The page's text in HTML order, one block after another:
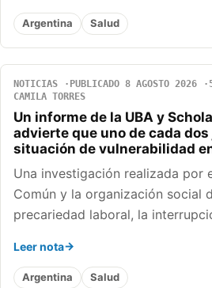
Argentina Salud
NOTICIAS PUBLICADO 8 AGOSTO 2026
CAMILA TORRES
Un informe de la UBA y
advierte que uno de cada
situación de vulnerabilidad
Una investigación realizada por
Común y la organización social
precariedad laboral, la
Leer nota
Argentina Salud